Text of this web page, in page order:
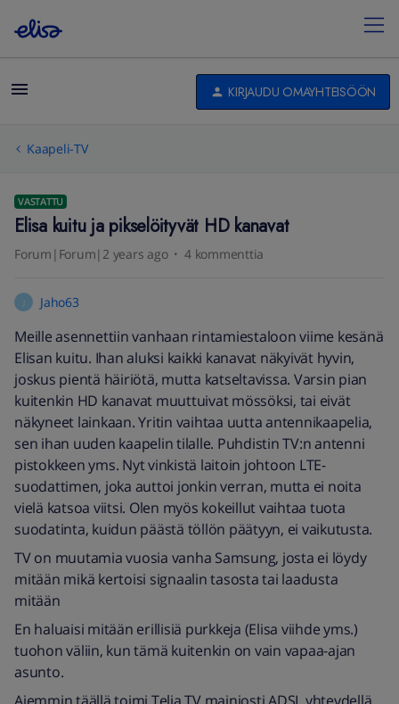
KIRJAUDU OMAYHTEISÖÖN
Kaapeli-TV
VASTATTU
Elisa kuitu ja pikselöityvät HD kanavat
Forum|Forum|2 years ago 4 kommenttia
Jaho63
Meille asennettiin vanhaan rintamiestaloon viime kesänä
Elisan kuitu. Ihan aluksi kaikki kanavat näkyivät hyvin,
joskus pientä häiriötä, mutta katseltavissa. Varsin pian
kuitenkin HD kanavat muuttuivat mössöksi, tai eivät
näkyneet lainkaan. Yritin vaihtaa uutta antennikaapelia,
sen ihan uuden kaapelin tilalle. Puhdistin TV:n antenni
pistokkeen yms. Nyt vinkistä laitoin johtoon LTE-
suodattimen, joka auttoi jonkin verran, mutta ei noita
vielä katsoa viitsi. Olen myös kokeillut vaihtaa tuota
suodatinta, kuidun päästä töllön päätyyn, ei vaikutusta.
TV on muutamia vuosia vanha Samsung, josta ei löydy
mitään mikä kertoisi signaalin tasosta tai laadusta
mitään
En haluaisi mitään erillisiä purkkeja (Elisa viihde yms.)
tuohon väliin, kun tämä kuitenkin on vain vapaa-ajan
asunto.